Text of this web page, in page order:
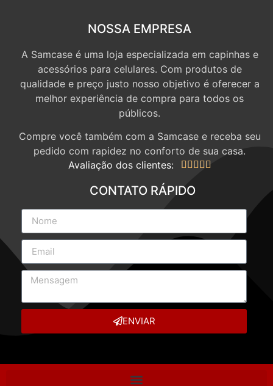
NOSSA EMPRESA
A Samcase é uma loja especializada em capinhas e
acessórios para celulares. Com produtos de
qualidade e preço justo nosso objetivo é oferecer a
melhor experiência de compra para todos os
públicos.
Compre você também com a Samcase e receba seu
pedido com rapidez no conforto de sua casa.
Avaliação dos clientes:
    
CONTATO RÁPIDO
ENVIAR